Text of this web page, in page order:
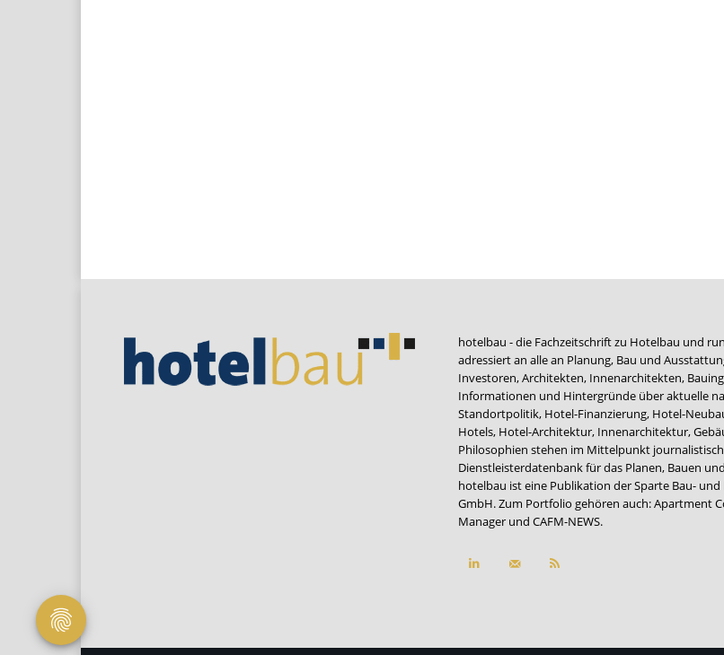
hotelbau - die Fachzeitschrift zu Hotelbau und
adressiert an alle an Planung, Bau und
Investoren, Architekten, Innenarchitekten,
Informationen und Hintergründe über aktuelle
Standortpolitik, Hotel-Finanzierung, Hotel-
Hotels, Hotel-Architektur, Innenarchitektur,
Philosophien stehen im Mittelpunkt
Dienstleisterdatenbank für das Planen, Bauen
hotelbau ist eine Publikation der Sparte Bau-
GmbH. Zum Portfolio gehören auch:Apartment
Manager und CAFM-NEWS.